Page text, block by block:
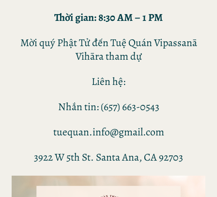
Thời gian: 8:30 AM – 1 PM
Mời quý Phật Tử đến Tuệ Quán Vipassanā
Vihāra tham dự
Liên hệ:
Nhắn tin: (657) 663-0543
tuequan.info@gmail.com
3922 W 5th St. Santa Ana, CA 92703